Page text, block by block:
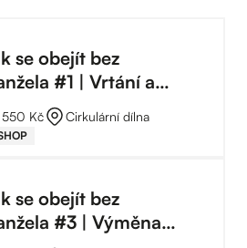
se obejít bez
#1 | Vrtání a
550 Kč Cirkulární dílna
se obejít bez
#3 | Výměna